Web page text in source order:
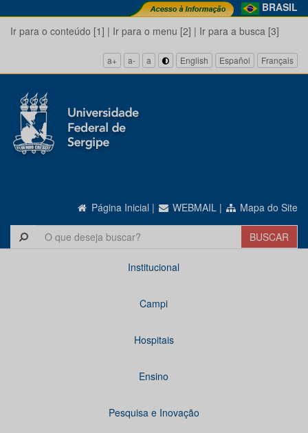
BRASIL
Ir para o conteúdo [1] | Ir para o menu [2] | Ir para a busca [3]
a+ a- a English Español Français
Página Inicial | WEBMAIL | Mapa do Site
Institucional
Campi
Hospitais
Ensino
Pesquisa e Inovação